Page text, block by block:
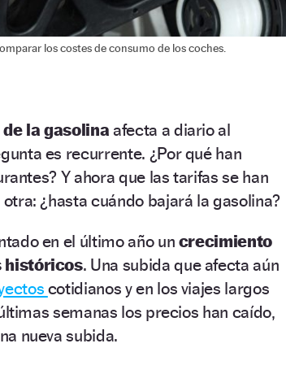
los costes de consumo de los coches.
de la gasolinaafecta a diario al
es recurrente. ¿Por qué han
Y ahora que las tarifas se han
¿hasta cuándo bajará la gasolina?
en el último año un crecimiento
históricos. Una subida que afecta aún
cotidianos y en los viajes largos
semanas los precios han caído,
nueva subida.